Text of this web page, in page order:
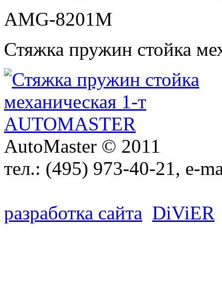
AMG-8201M
Стяжка пружин стойка
AutoMaster © 2011
тел.: (495) 973-40-21, e-
разработка сайта DiViER